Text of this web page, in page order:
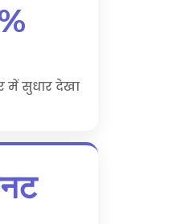
में सुधार देखा